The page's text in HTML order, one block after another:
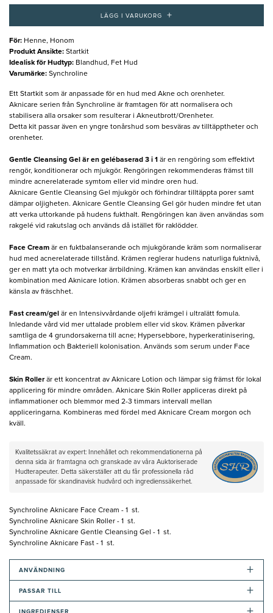
LÄGG I VARUKORG +
För: Henne, Honom
Produkt Ansikte: Startkit
Idealisk för Hudtyp: Blandhud, Fet Hud
Varumärke: Synchroline
Ett Startkit som är anpassade för en hud med Akne och orenheter.
Aknicare serien från Synchroline är framtagen för att normalisera och
stabilisera alla orsaker som resulterar i Akneutbrott/Orenheter.
Detta kit passar även en yngre tonårshud som besväras av tilltäpptheter och
orenheter.
Gentle Cleansing Gel är en gelébaserad 3 i 1 är en rengöring som effektivt
rengör, konditionerar och mjukgör. Rengöringen rekommenderas främst till
mindre acnerelaterade symtom eller vid mindre oren hud.
Aknicare Gentle Cleansing Gel mjukgör och förhindrar tilltäppta porer samt
dämpar oljigheten. Aknicare Gentle Cleansing Gel gör huden mindre fet utan
att verka uttorkande på hudens fukthalt. Rengöringen kan även användas som
rakgelé vid rakutslag och används då istället för raklödder.
Face Cream är en fuktbalanserande och mjukgörande kräm som normaliserar
hud med acnerelaterade tillstånd. Krämen reglerar hudens naturliga fuktnivå,
ger en matt yta och motverkar ärrbildning. Krämen kan användas enskilt eller i
kombination med Aknicare lotion. Krämen absorberas snabbt och ger en
känsla av fräschhet.
Fast cream/gel är en Intensivvårdande oljefri krämgel i ultralätt fomula.
Inledande vård vid mer uttalade problem eller vid skov. Krämen påverkar
samtliga de 4 grundorsakerna till acne; Hypersebbore, hyperkeratinisering,
Inflammation och Bakteriell kolonisation. Används som serum under Face
Cream.
Skin Rollerär ett koncentrat av Aknicare Lotion och lämpar sig främst för lokal
applicering för mindre områden. Aknicare Skin Roller appliceras direkt på
inflammationer och blemmor med 2-3 timmars intervall mellan
appliceringarna. Kombineras med fördel med Aknicare Cream morgon och
kväll.
Kvalitetssäkrat av expert: Innehållet och rekommendationerna på
denna sida är framtagna och granskade av våra Auktoriserade
Hudterapeuter. Detta säkerställer att du får professionella råd
anpassade för skandinavisk hudvård och ingredienssäkerhet.
Synchroline Aknicare Face Cream - 1 st.
Synchroline Aknicare Skin Roller - 1 st.
Synchroline Aknicare Gentle Cleansing Gel - 1 st.
Synchroline Aknicare Fast - 1 st.
ANVÄNDNING +
PASSAR TILL +
INGREDIENSER